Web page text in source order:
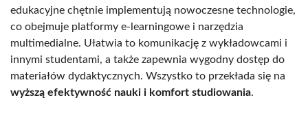
edukacyjne chętnie implementują nowoczesne technologie,
co obejmuje platformy e-learningowe i narzędzia
multimedialne. Ułatwia to komunikację z wykładowcami i
innymi studentami, a także zapewnia wygodny dostęp do
materiałów dydaktycznych. Wszystko to przekłada się na
wyższą efektywność nauki i komfort studiowania.